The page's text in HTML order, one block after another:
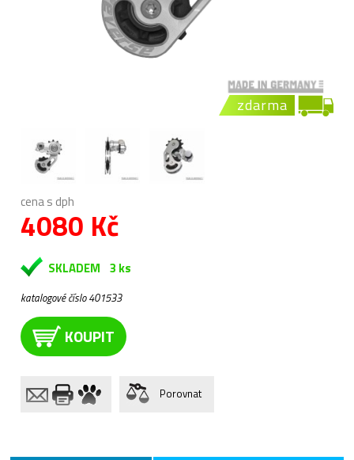
zdarma
cena s dph
4080 Kč
SKLADEM 3 ks
katalogové číslo 401533
KOUPIT
Porovnat